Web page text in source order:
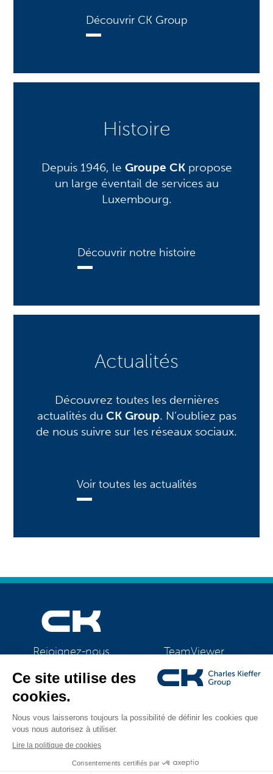
Découvrir CK Group
Histoire
Depuis 1946, le Groupe CKpropose
un large éventail de services au
Luxembourg.
Découvrir notre histoire
Actualités
Découvrez toutes les dernières
actualités du CK Group. N’oubliez pas
de nous suivre sur les réseaux sociaux.
Voir toutes les actualités
Rejoignez-nous TeamViewer
CK Support Mac / PC
©2026 CK Group
Tous droits réservés|Mentions légales
Politique de cookies|Gestion des cookies